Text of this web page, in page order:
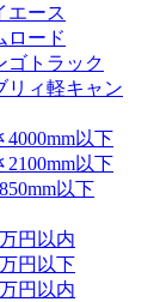
エース
ロード
ゴトラック
リィ軽キャン
4000mm以下
2100mm以下
以下
円以内
円以下
円以内